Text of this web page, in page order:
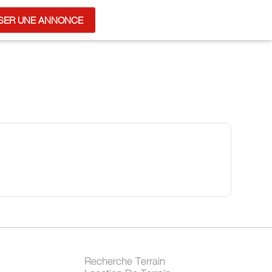
UNE ANNONCE
Recherche Terrain